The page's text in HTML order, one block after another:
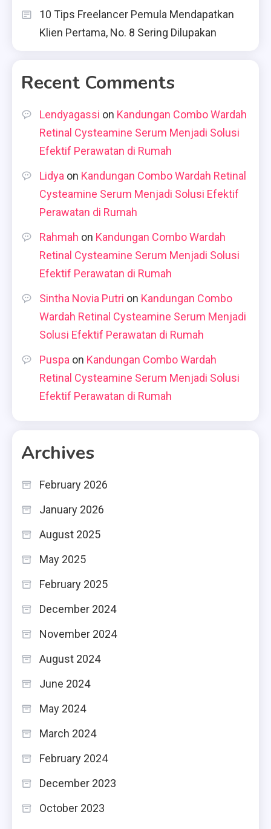
10 Tips Freelancer Pemula Mendapatkan
Klien Pertama, No. 8 Sering Dilupakan
Recent Comments
Lendyagassi on Kandungan Combo Wardah
Retinal Cysteamine Serum Menjadi Solusi
Efektif Perawatan di Rumah
Lidya on Kandungan Combo Wardah Retinal
Cysteamine Serum Menjadi Solusi Efektif
Perawatan di Rumah
Rahmah on Kandungan Combo Wardah
Retinal Cysteamine Serum Menjadi Solusi
Efektif Perawatan di Rumah
Sintha Novia Putri on Kandungan Combo
Wardah Retinal Cysteamine Serum Menjadi
Solusi Efektif Perawatan di Rumah
Puspa on Kandungan Combo Wardah
Retinal Cysteamine Serum Menjadi Solusi
Efektif Perawatan di Rumah
Archives
February 2026
January 2026
August 2025
May 2025
February 2025
December 2024
November 2024
August 2024
June 2024
May 2024
March 2024
February 2024
December 2023
October 2023